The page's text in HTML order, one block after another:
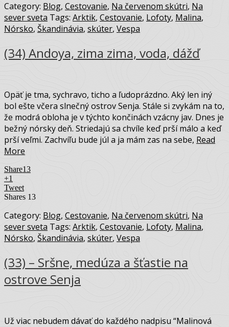
Category: Blog, Cestovanie, Na červenom skútri, Na
sever sveta Tags: Arktik, Cestovanie, Lofoty, Malina,
Nórsko, Škandinávia, skúter, Vespa
(34) Andoya, zima zima, voda, dážď
Opäť je tma, sychravo, ticho a ľudoprázdno. Aký len iný
bol ešte včera slnečný ostrov Senja. Stále si zvykám na to,
že modrá obloha je v týchto končinách vzácny jav. Dnes je
bežný nórsky deň. Striedajú sa chvíle keď prší málo a keď
prší veľmi. Zachvíľu bude júl a ja mám zas na sebe, Read
More
Share13
+1
Tweet
Shares 13
Category: Blog, Cestovanie, Na červenom skútri, Na
sever sveta Tags: Arktik, Cestovanie, Lofoty, Malina,
Nórsko, Škandinávia, skúter, Vespa
(33) – Sršne, medúza a šťastie na
ostrove Senja
Už viac nebudem dávať do každého nadpisu “Malinová